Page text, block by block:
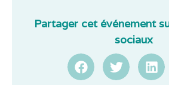
Partager cet événement
sociaux